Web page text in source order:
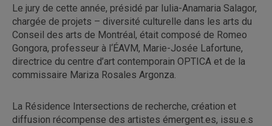
Le jury de cette année, présidé par Iulia-Anamaria Salagor,
chargée de projets – diversité culturelle dans les arts du
Conseil des arts de Montréal, était composé de Romeo
Gongora, professeur à l‘ÉAVM, Marie-Josée Lafortune,
directrice du centre d’art contemporain OPTICA et de la
commissaire Mariza Rosales Argonza.
La Résidence Intersections de recherche, création et
diffusion récompense des artistes émergent.es, issu.e.s